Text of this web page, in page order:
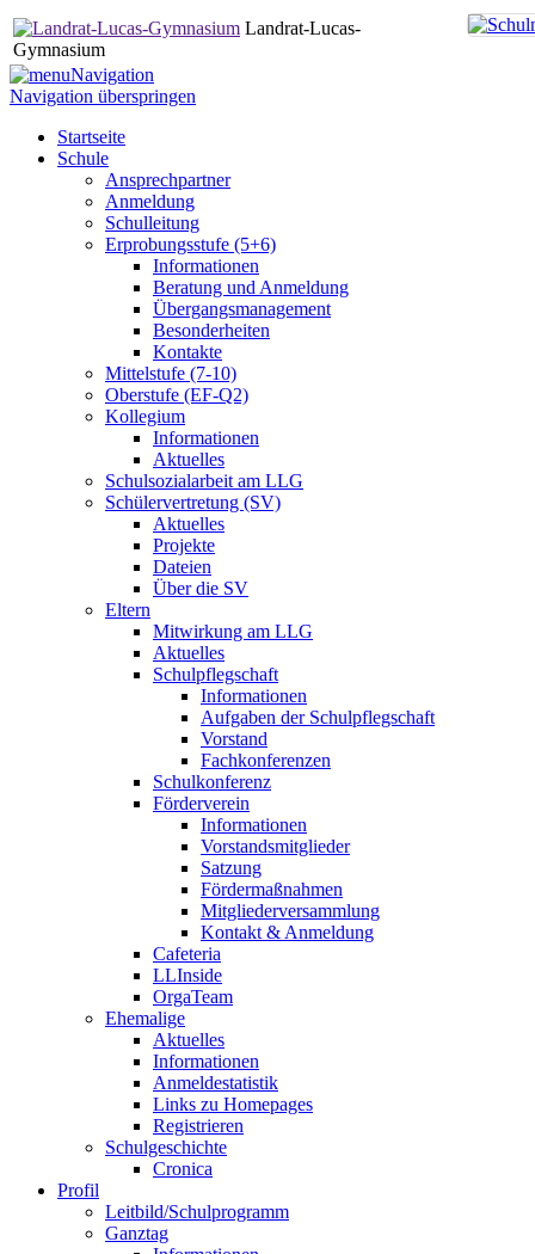
Landrat-Lucas-
Gymnasium
Navigation
Navigation überspringen
Startseite
Schule
Ansprechpartner
Anmeldung
Schulleitung
Erprobungsstufe (5+6)
Informationen
Beratung und Anmeldung
Übergangsmanagement
Besonderheiten
Kontakte
Mittelstufe (7-10)
Oberstufe (EF-Q2)
Kollegium
Informationen
Aktuelles
Schulsozialarbeit am LLG
Schülervertretung (SV)
Aktuelles
Projekte
Dateien
Über die SV
Eltern
Mitwirkung am LLG
Aktuelles
Schulpflegschaft
Informationen
Aufgaben der Schulpflegschaft
Vorstand
Fachkonferenzen
Schulkonferenz
Förderverein
Informationen
Vorstandsmitglieder
Satzung
Fördermaßnahmen
Mitgliederversammlung
Kontakt & Anmeldung
Cafeteria
LLInside
OrgaTeam
Ehemalige
Aktuelles
Informationen
Anmeldestatistik
Links zu Homepages
Registrieren
Schulgeschichte
Cronica
Profil
Leitbild/Schulprogramm
Ganztag